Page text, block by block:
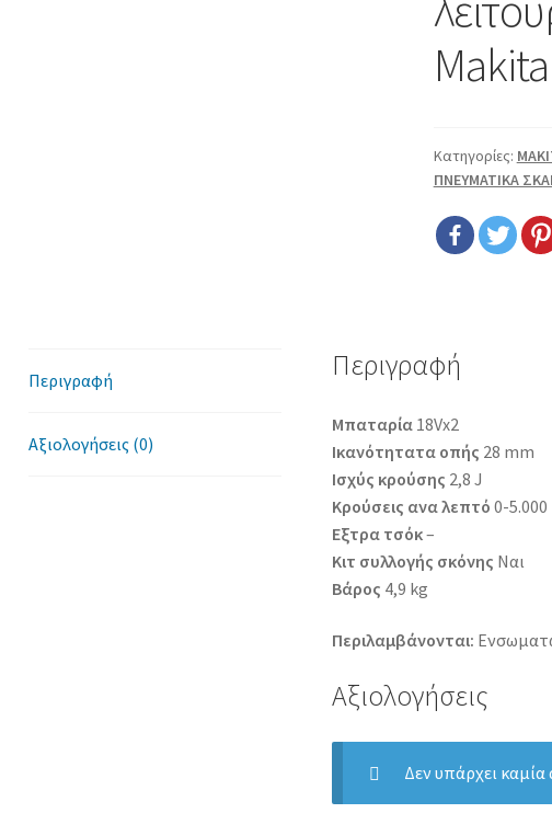
Κατηγορίες:
ΠΝΕΥΜΑΤΙΚΑ
Περιγραφή
Αξιολογήσεις (0)
Περιγραφή
Μπαταρία 18Vx2
Ικανότητατα οπής 28 mm
Ισχύς κρούσης 2,8 J
Κρούσεις ανα λεπτό 0-5.000
Εξτρα τσόκ–
Κιτ συλλογής σκόνης Ναι
Βάρος 4,9 kg
Περιλαμβάνονται:
Αξιολογήσεις
Δεν υπάρχει